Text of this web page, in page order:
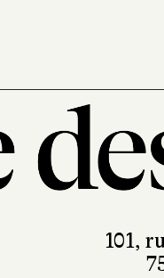
101,